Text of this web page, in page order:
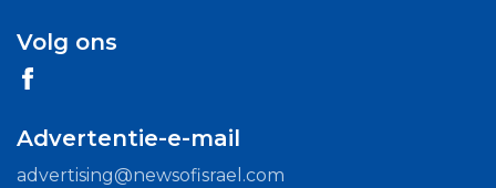
Volg ons
Advertentie-e-mail
advertising@newsofisrael.com